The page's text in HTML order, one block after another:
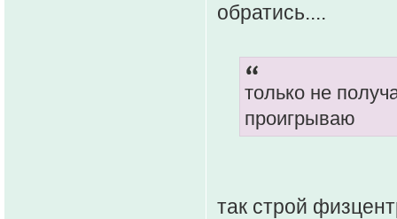
обратись....
только не
проигрываю
так строй